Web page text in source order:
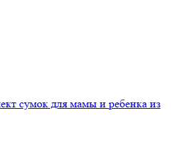
сумок для мамы и ребенка из